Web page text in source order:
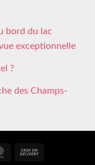
bord du lac
exceptionnelle
?
des Champs-
MasterCard